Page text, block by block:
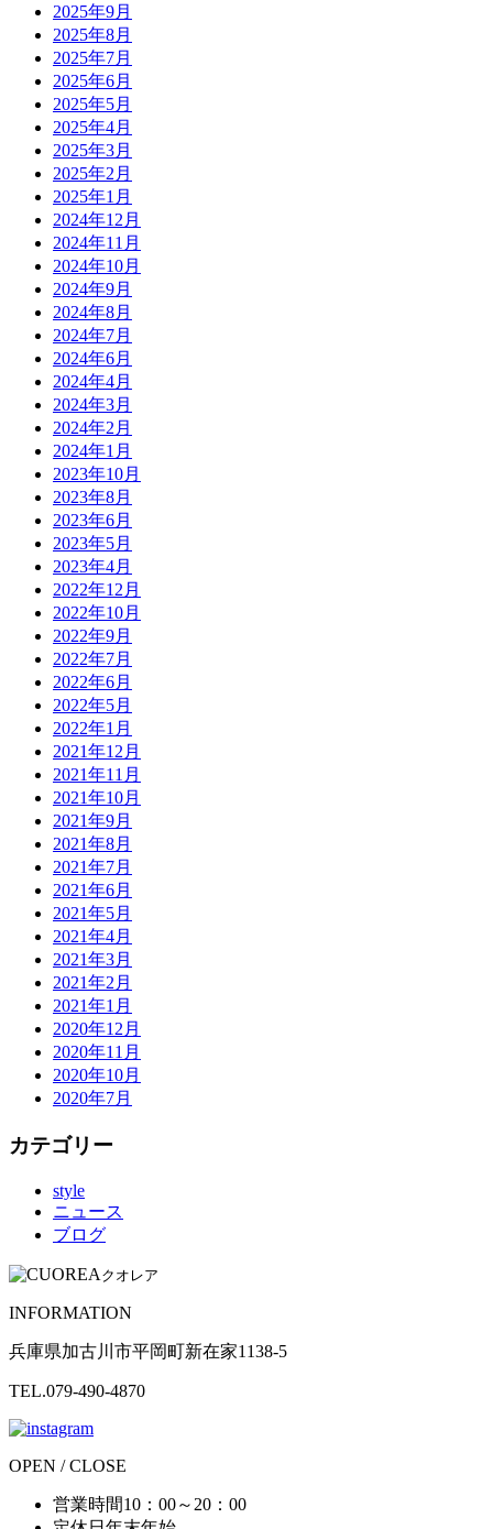
2025年9月
2025年8月
2025年7月
2025年6月
2025年5月
2025年4月
2025年3月
2025年2月
2025年1月
2024年12月
2024年11月
2024年10月
2024年9月
2024年8月
2024年7月
2024年6月
2024年4月
2024年3月
2024年2月
2024年1月
2023年10月
2023年8月
2023年6月
2023年5月
2023年4月
2022年12月
2022年10月
2022年9月
2022年7月
2022年6月
2022年5月
2022年1月
2021年12月
2021年11月
2021年10月
2021年9月
2021年8月
2021年7月
2021年6月
2021年5月
2021年4月
2021年3月
2021年2月
2021年1月
2020年12月
2020年11月
2020年10月
2020年7月
カテゴリー
style
ニュース
ブログ
クオレア
INFORMATION
兵庫県加古川市平岡町新在家1138-5
TEL.079-490-4870
OPEN / CLOSE
営業時間10：00～20：00